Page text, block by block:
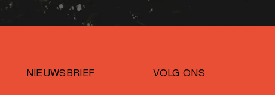
NIEUWSBRIEF VOLG ONS